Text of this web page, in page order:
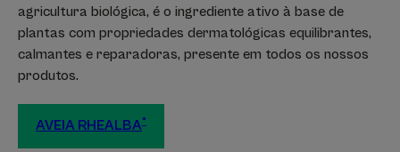
agricultura biológica, é o ingrediente ativo à base de
plantas com propriedades dermatológicas equilibrantes,
calmantes e reparadoras, presente em todos os nossos
produtos.
AVEIA RHEALBA®